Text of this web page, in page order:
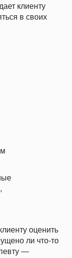
клиенту
в своих
оценить
ли что-то
—